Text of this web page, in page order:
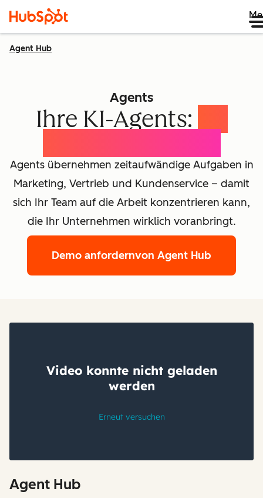
Agent Hub
Agents
Ihre KI-Agents:
Agents übernehmen zeitaufwändige Aufgaben in
Marketing, Vertrieb und Kundenservice – damit
sich Ihr Team auf die Arbeit konzentrieren kann,
die Ihr Unternehmen wirklich voranbringt.
Demo anfordernvon Agent Hub
Agent Hub